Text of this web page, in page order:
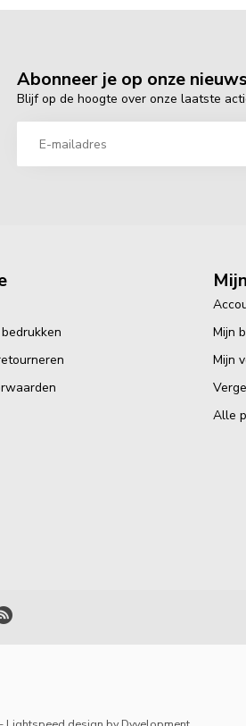
Abonneer je op onze
Blijf op de hoogte over onze laatste
Mijn
Mijn
Alle